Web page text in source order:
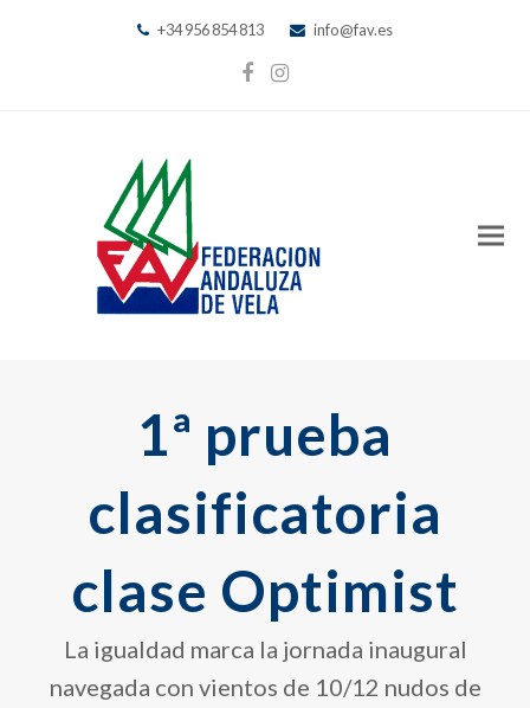
+34 956 854 813 info@fav.es
Facebook
Instagram
1ª prueba
clasificatoria
clase Optimist
La igualdad marca la jornada inaugural
navegada con vientos de 10/12 nudos de